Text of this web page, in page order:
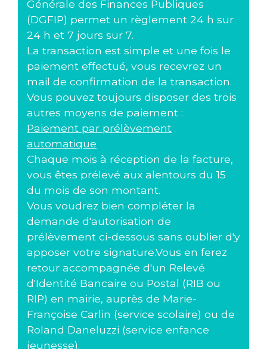
Générale des Finances Publiques
(DGFIP) permet un règlement 24 h sur
24 h et 7 jours sur 7.
La transaction est simple et une fois le
paiement effectué, vous recevrez un
mail de confirmation de la transaction.
Vous pouvez toujours disposer des trois
autres moyens de paiement :
Paiement par prélèvement
automatique
Chaque mois à réception de la facture,
vous êtes prélevé aux alentours du 15
du mois de son montant.
Vous voudrez bien compléter la
demande d'autorisation de
prélèvement ci-dessous sans oublier d'y
apposer votre signature.Vous en ferez
retour accompagnée d'un Relevé
d'Identité Bancaire ou Postal (RIB ou
RIP) en mairie, auprès de Marie-
Françoise Carlin (service scolaire) ou de
Roland Daneluzzi (service enfance
jeunesse).